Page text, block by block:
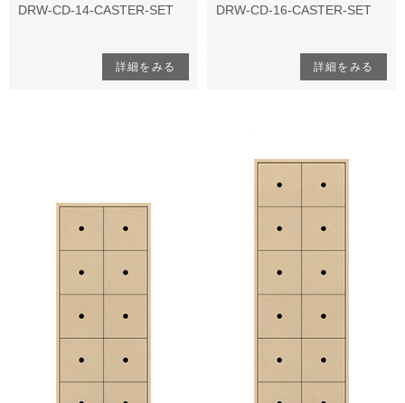
DRW-CD-14-CASTER-SET
詳細をみる
DRW-CD-16-CASTER-SET
詳細をみる